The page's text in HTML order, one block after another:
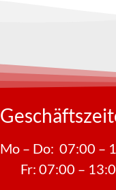
Mo – Do: 07:00 –
Fr: 07:00 –